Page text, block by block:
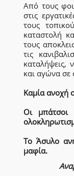
Από τους
στις
τους
καταστολή
τους
τις
καταλήψεις,
και αγώνα σε
Καμία ανοχή
Οι μπάτσοι
Το Άσυλο
μαφία.